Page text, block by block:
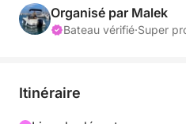
skipper), c'est le format
totale dans les eaux
boissons et d'un SUP
Organisé par Malek
Bateau vérifié·Super
Itinéraire